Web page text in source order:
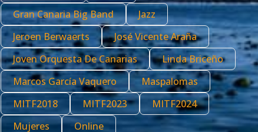
Gran Canaria Big Band
Jazz
Jeroen Berwaerts
José Vicente Araña
Joven Orquesta De Canarias
Linda Briceño
Marcos García Vaquero
Maspalomas
MITF2018
MITF2023
MITF2024
Mujeres
Online